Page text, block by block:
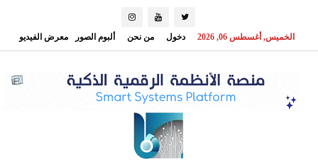
الخميس, أغسطس 06, 2026 دخول من نحن ألبوم الصور معرض الفيديو